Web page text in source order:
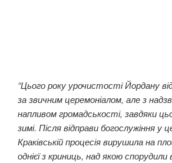
“Цього року урочистості Йордану
за звичним церемоніалом, але з
напливом громадськості, завдяки
зимі. Після відправи богослужіння у
Краківській процесія вирушила на
однієї з криниць, над якою спорудили